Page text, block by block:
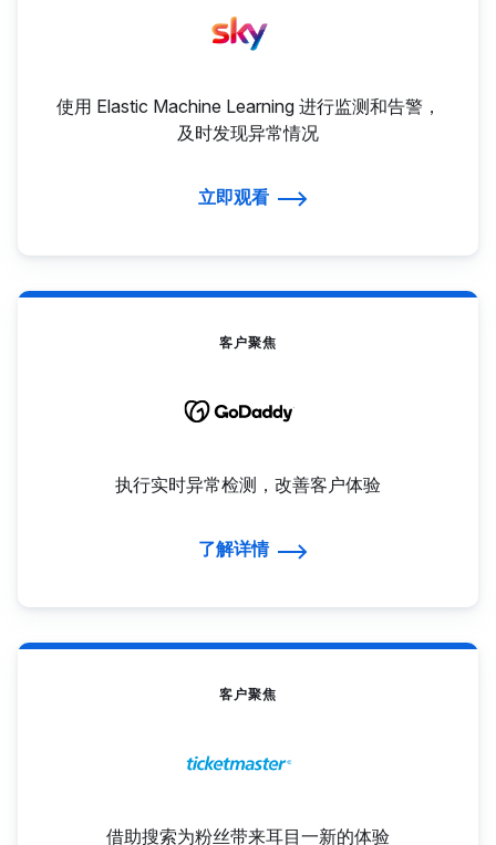
使用 Elastic Machine Learning 进行监测和告警，
及时发现异常情况
立即观看
客户聚焦
执行实时异常检测，改善客户体验
了解详情
客户聚焦
借助搜索为粉丝带来耳目一新的体验